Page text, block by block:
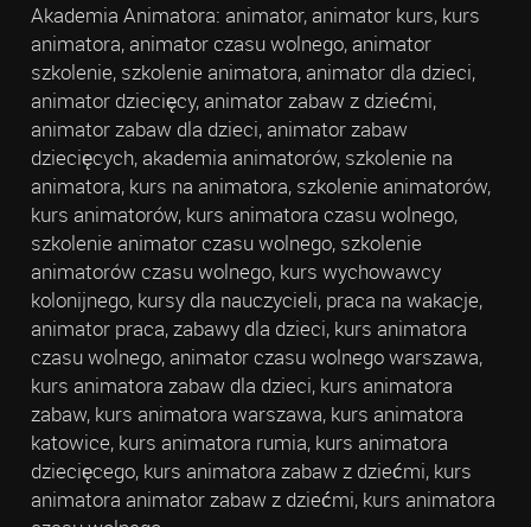
Akademia Animatora: animator, animator kurs, kurs
animatora, animator czasu wolnego, animator
szkolenie, szkolenie animatora, animator dla dzieci,
animator dziecięcy, animator zabaw z dziećmi,
animator zabaw dla dzieci, animator zabaw
dziecięcych, akademia animatorów, szkolenie na
animatora, kurs na animatora, szkolenie animatorów,
kurs animatorów, kurs animatora czasu wolnego,
szkolenie animator czasu wolnego, szkolenie
animatorów czasu wolnego, kurs wychowawcy
kolonijnego, kursy dla nauczycieli, praca na wakacje,
animator praca, zabawy dla dzieci, kurs animatora
czasu wolnego, animator czasu wolnego warszawa,
kurs animatora zabaw dla dzieci, kurs animatora
zabaw, kurs animatora warszawa, kurs animatora
katowice, kurs animatora rumia, kurs animatora
dziecięcego, kurs animatora zabaw z dziećmi, kurs
animatora animator zabaw z dziećmi, kurs animatora